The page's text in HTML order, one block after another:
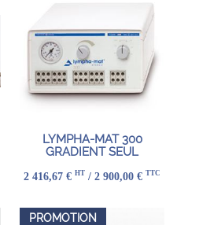
LYMPHA-MAT 300
GRADIENT SEUL
2 416,67 € HT / 2 900,00 € TTC
PROMOTION